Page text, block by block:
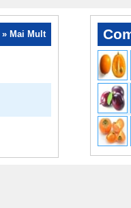
» Mai Mult